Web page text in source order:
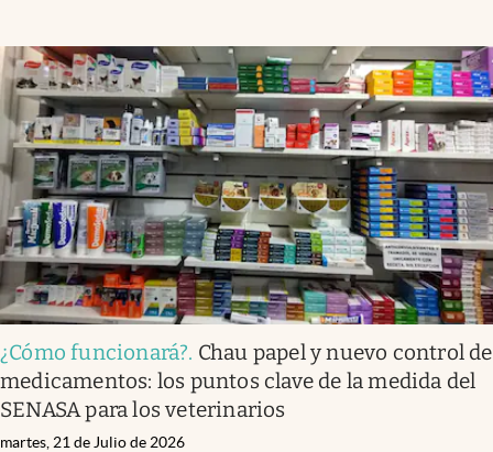
¿Cómo funcionará?. Chau papel y nuevo control de
medicamentos: los puntos clave de la medida del
SENASA para los veterinarios
martes, 21 de Julio de 2026